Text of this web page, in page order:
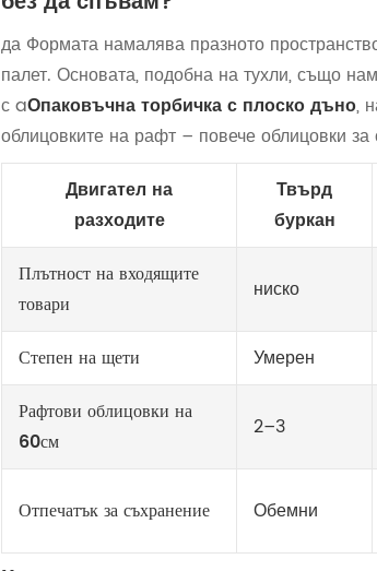
да Формата намалява празното
палет. Основата, подобна на тухли, също
с aОпаковъчна торбичка с плоско дъно,
облицовките на рафт – повече облицовки
Двигател на
разходите
Твърд
буркан
Плътност на входящите
товари
ниско
Степен на щети
Умерен
Рафтови облицовки на
60см
2–3
Отпечатък за съхранение Обемни